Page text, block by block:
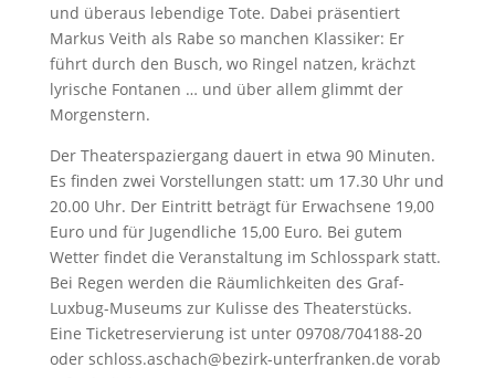
und überaus lebendige Tote. Dabei präsentiert
Markus Veith als Rabe so manchen Klassiker: Er
führt durch den Busch, wo Ringel natzen, krächzt
lyrische Fontanen … und über allem glimmt der
Morgenstern.
Der Theaterspaziergang dauert in etwa 90 Minuten.
Es finden zwei Vorstellungen statt: um 17.30 Uhr und
20.00 Uhr. Der Eintritt beträgt für Erwachsene 19,00
Euro und für Jugendliche 15,00 Euro. Bei gutem
Wetter findet die Veranstaltung im Schlosspark statt.
Bei Regen werden die Räumlichkeiten des Graf-
Luxbug-Museums zur Kulisse des Theaterstücks.
Eine Ticketreservierung ist unter 09708/704188-20
oder schloss.aschach@bezirk-unterfranken.de vorab